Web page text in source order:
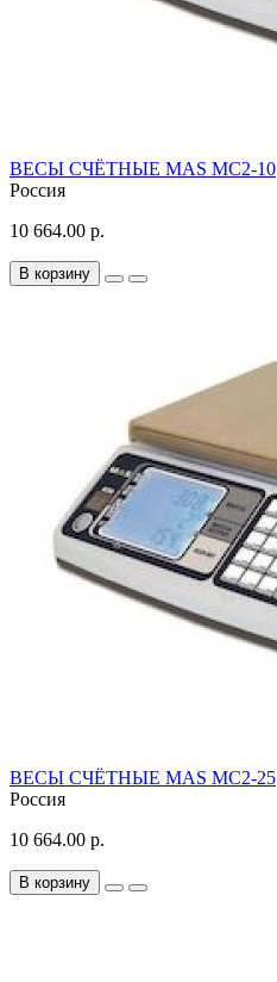
ВЕСЫ СЧЁТНЫЕ MAS MС2-10
Россия
10 664.00 р.
В корзину
ВЕСЫ СЧЁТНЫЕ MAS MС2-25
Россия
10 664.00 р.
В корзину